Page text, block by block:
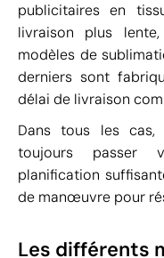
publicitaires en
livraison plus
modèles de
derniers sont
délai de livraison
Dans tous les cas,
toujours passer
planification
de manœuvre pour
Les différents